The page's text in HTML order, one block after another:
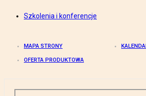
Szkolenia i konferencje
MAPA STRONY
OFERTA PRODUKTOWA